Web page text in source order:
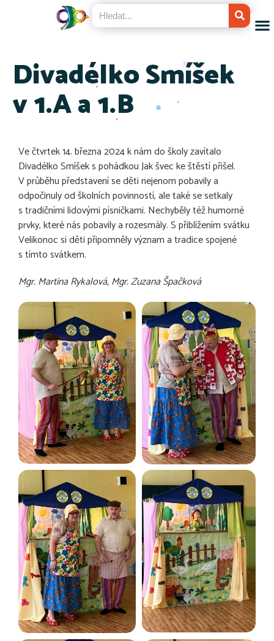
Divadélko Smíšek
v 1.A a 1.B
Ve čtvrtek 14. března 2024 k nám do školy zavítalo
Divadélko Smíšek s pohádkou Jak švec ke štěstí přišel.
V průběhu představení se děti nejenom pobavily a
odpočinuly od školních povinností, ale také se setkaly
s tradičními lidovými písničkami. Nechyběly též humorné
prvky, které nás pobavily a rozesmály. S přiblížením svátku
Velikonoc si děti připomněly význam a tradice spojené
s tímto svátkem.
Mgr. Martina Rykalová, Mgr. Zuzana Špačková